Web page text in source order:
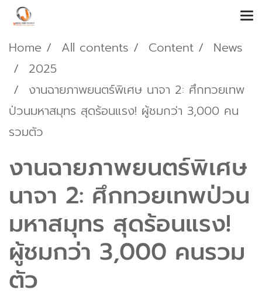
Home All contents Content
News
2025
งานฉายภาพยนตร์พิเศษ นาจา 2: ศึกทวยเทพ
ป่วนมหาสมุทร สุดร้อนแรง! ผู้ชมกว่า 3,000 คน
รวมตัว
งานฉายภาพยนตร์พิเศษ
นาจา 2: ศึกทวยเทพป่วน
มหาสมุทร สุดร้อนแรง!
ผู้ชมกว่า 3,000 คนรวม
ตัว